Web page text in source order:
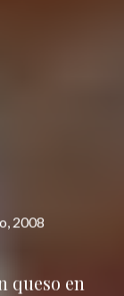
2008
queso en